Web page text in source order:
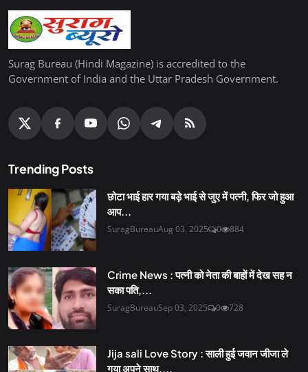
Surag Bureau (Hindi Magazine) is accredited to the
Government of India and the Uttar Pradesh Government.
Trending Posts
छोटा भाई हार गया बड़े भाई से जुए में पत्नी, फिर जो हुआ
आप...
SuragBureauAug 03, 2025 0 884
Crime News : पत्नी को नेता की बाहों में देख सह न
सका पति,...
SuragBureauSep 03, 2025 0 728
Jija sali Love Story : साली हुई जवान जीजा ले
गया अपने साथ,...